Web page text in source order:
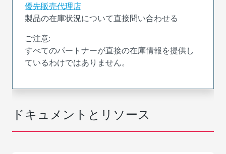
ドキュメントとリソース
優先販売代理店
製品の在庫状況について直接問い合わせる
ご注意:
すべてのパートナーが直接の在庫情報を提供し
ているわけではありません。